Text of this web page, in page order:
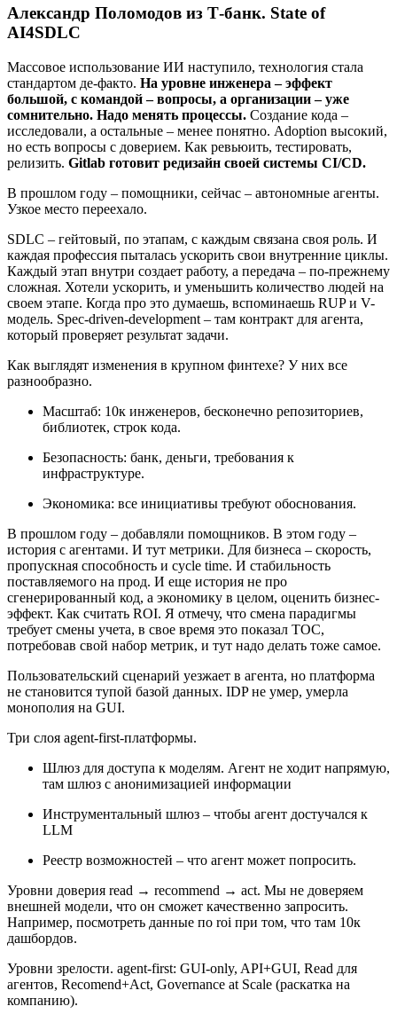
Александр Поломодов из Т-банк. State of
AI4SDLC
Массовое использование ИИ наступило, технология стала
стандартом де-факто. На уровне инженера – эффект
большой, с командой – вопросы, а организации – уже
сомнительно. Надо менять процессы. Создание кода –
исследовали, а остальные – менее понятно. Adoption высокий,
но есть вопросы с доверием. Как ревьюить, тестировать,
релизить. Gitlab готовит редизайн своей системы CI/CD.
В прошлом году – помощники, сейчас – автономные агенты.
Узкое место переехало.
SDLC – гейтовый, по этапам, с каждым связана своя роль. И
каждая профессия пыталась ускорить свои внутренние циклы.
Каждый этап внутри создает работу, а передача – по-прежнему
сложная. Хотели ускорить, и уменьшить количество людей на
своем этапе. Когда про это думаешь, вспоминаешь RUP и V-
модель. Spec-driven-development – там контракт для агента,
который проверяет результат задачи.
Как выглядят изменения в крупном финтехе? У них все
разнообразно.
Масштаб: 10к инженеров, бесконечно репозиториев,
библиотек, строк кода.
Безопасность: банк, деньги, требования к
инфраструктуре.
Экономика: все инициативы требуют обоснования.
В прошлом году – добавляли помощников. В этом году –
история с агентами. И тут метрики. Для бизнеса – скорость,
пропускная способность и cycle time. И стабильность
поставляемого на прод. И еще история не про
сгенерированный код, а экономику в целом, оценить бизнес-
эффект. Как считать ROI. Я отмечу, что смена парадигмы
требует смены учета, в свое время это показал TOC,
потребовав свой набор метрик, и тут надо делать тоже самое.
Пользовательский сценарий уезжает в агента, но платформа
не становится тупой базой данных. IDP не умер, умерла
монополия на GUI.
Три слоя agent-first-платформы.
Шлюз для доступа к моделям. Агент не ходит напрямую,
там шлюз с анонимизацией информации
Инструментальный шлюз – чтобы агент достучался к
LLM
Реестр возможностей – что агент может попросить.
Уровни доверия read → recommend → act. Мы не доверяем
внешней модели, что он сможет качественно запросить.
Например, посмотреть данные по roi при том, что там 10к
дашбордов.
Уровни зрелости. agent-first: GUI-only, API+GUI, Read для
агентов, Recomend+Act, Governance at Scale (раскатка на
компанию).